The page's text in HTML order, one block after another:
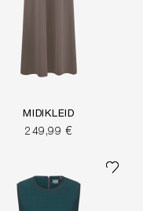
MIDIKLEID
249,99 €